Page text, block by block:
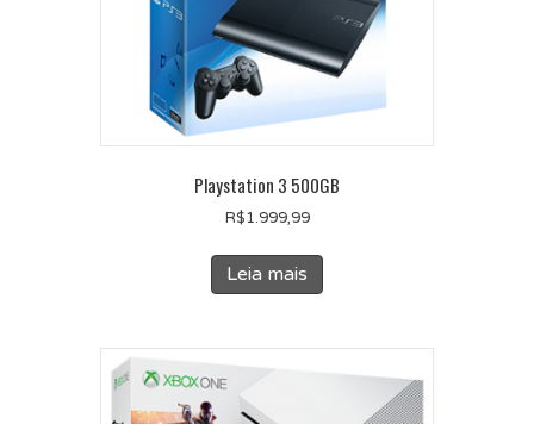
Playstation 3 500GB
R$1.999,99
Leia mais